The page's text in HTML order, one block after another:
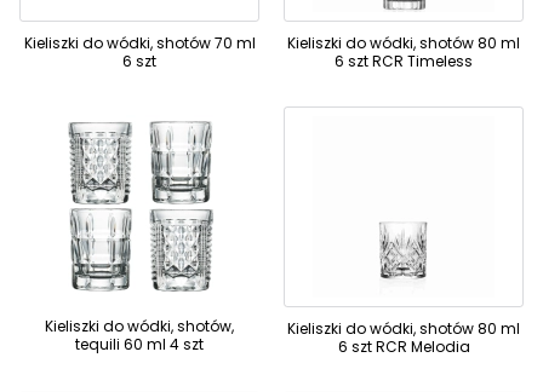
Kieliszki do wódki, shotów 70 ml
6 szt
Kieliszki do wódki, shotów 80 ml
6 szt RCR Timeless
Kieliszki do wódki, shotów,
tequili 60 ml 4 szt
Kieliszki do wódki, shotów 80 ml
6 szt RCR Melodia